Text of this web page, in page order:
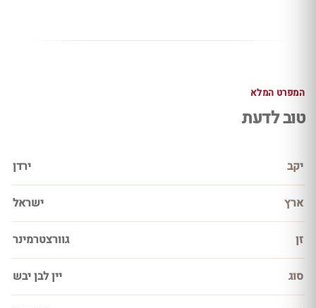
המפרט המלא
טוב לדעת
יקב ירדן
ארץ ישראל
זן גוורצטרמינר
סוג יין לבן יבש